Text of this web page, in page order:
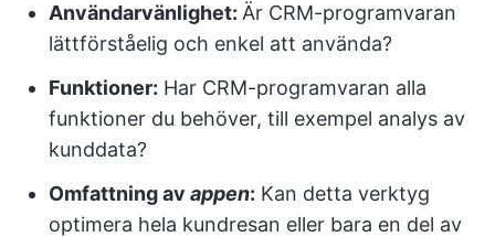
Användarvänlighet: Är CRM-programvaran
lättförståelig och enkel att använda?
Funktioner: Har CRM-programvaran alla
funktioner du behöver, till exempel analys av
kunddata?
Omfattning av appen: Kan detta verktyg
optimera hela kundresan eller bara en del av